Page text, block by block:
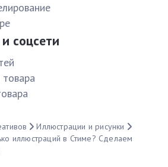
соцсети
Иллюстрации и рисунки
иллюстраций в Стиме? Сделаем